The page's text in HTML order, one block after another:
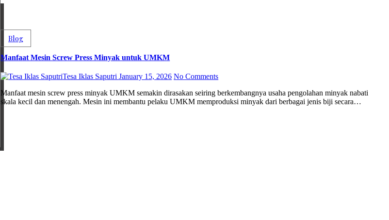
Blog
Manfaat Mesin Screw Press Minyak untuk UMKM
Tesa Iklas SaputriJanuary 15, 2026 No Comments
Manfaat mesin screw press minyak UMKM semakin dirasakan seiring berkembangnya usaha pengolahan minyak nabati
skala kecil dan menengah. Mesin ini membantu pelaku UMKM memproduksi minyak dari berbagai jenis biji secara…